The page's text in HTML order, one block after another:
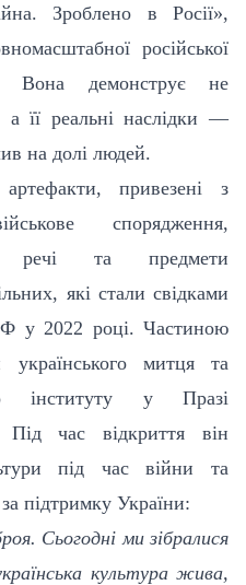
Зроблено в Росії»,
російської
Вона демонструє не
а її реальні наслідки —
на долі людей.
артефакти, привезені з
спорядження,
речі та предмети
які стали свідками
у 2022 році. Частиною
українського митця та
інституту у Празі
Під час відкриття він
під час війни та
підтримку України:
Сьогодні ми зібралися
культура жива,